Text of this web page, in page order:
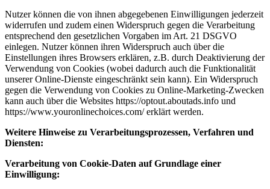
Nutzer können die von ihnen abgegebenen Einwilligungen jederzeit
widerrufen und zudem einen Widerspruch gegen die Verarbeitung
entsprechend den gesetzlichen Vorgaben im Art. 21 DSGVO
einlegen. Nutzer können ihren Widerspruch auch über die
Einstellungen ihres Browsers erklären, z.B. durch Deaktivierung der
Verwendung von Cookies (wobei dadurch auch die Funktionalität
unserer Online-Dienste eingeschränkt sein kann). Ein Widerspruch
gegen die Verwendung von Cookies zu Online-Marketing-Zwecken
kann auch über die Websites https://optout.aboutads.info und
https://www.youronlinechoices.com/ erklärt werden.
Weitere Hinweise zu Verarbeitungsprozessen, Verfahren und
Diensten:
Verarbeitung von Cookie-Daten auf Grundlage einer
Einwilligung: